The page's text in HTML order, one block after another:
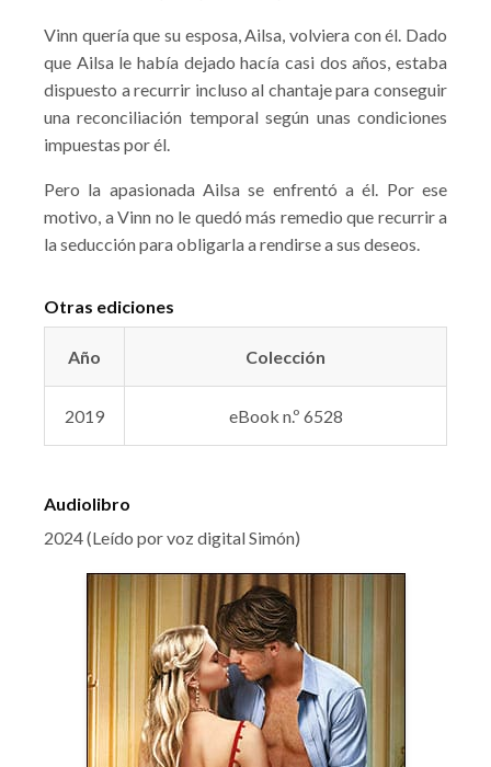
Vinn quería que su esposa, Ailsa, volviera con él. Dado
que Ailsa le había dejado hacía casi dos años, estaba
dispuesto a recurrir incluso al chantaje para conseguir
una reconciliación temporal según unas condiciones
impuestas por él.
Pero la apasionada Ailsa se enfrentó a él. Por ese
motivo, a Vinn no le quedó más remedio que recurrir a
la seducción para obligarla a rendirse a sus deseos.
Otras ediciones
Año Colección
2019 eBook n.º 6528
Audiolibro
2024 (Leído por voz digital Simón)